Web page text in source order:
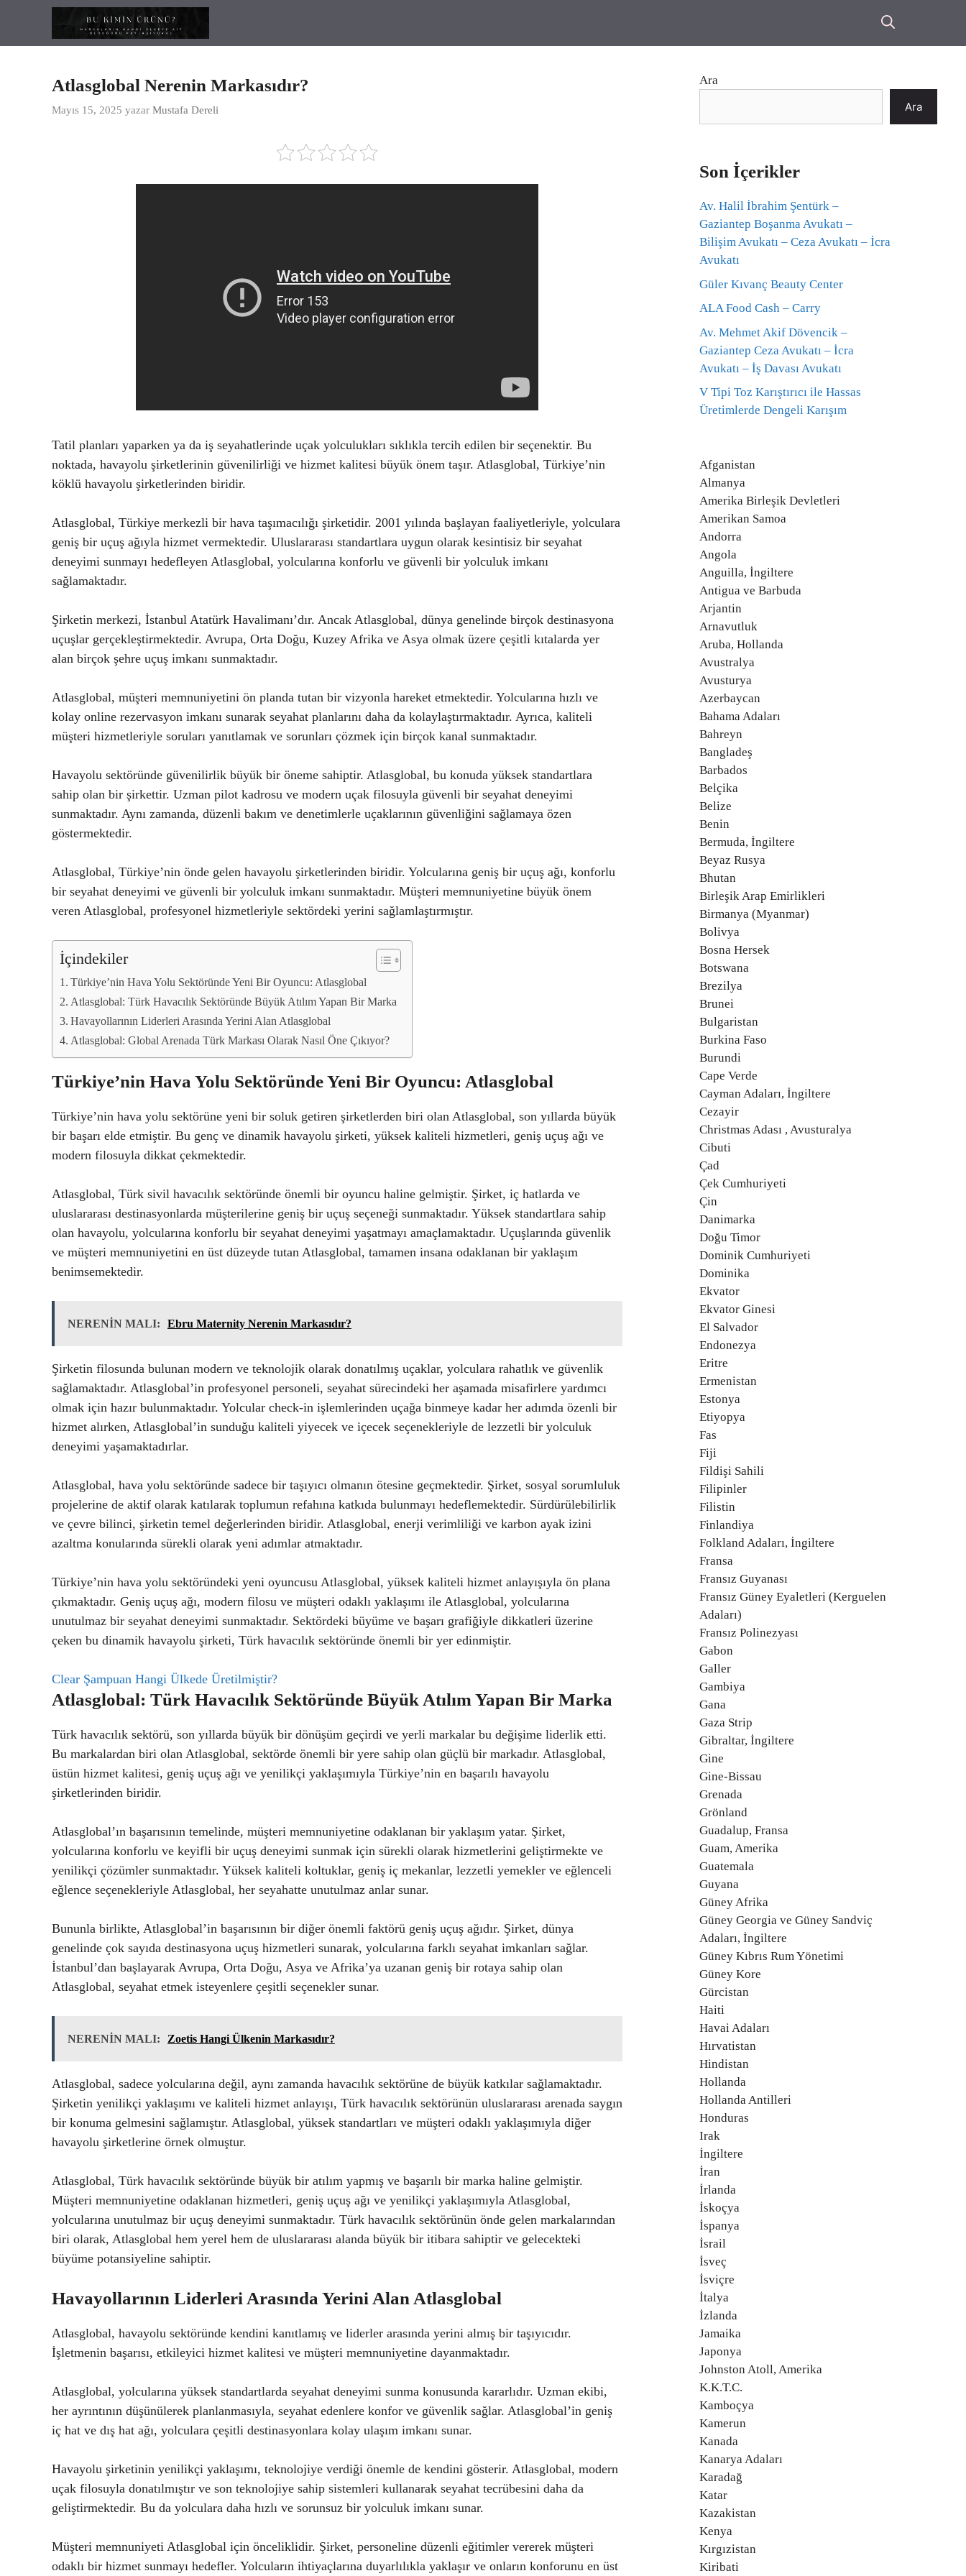
Atlasglobal Nerenin Markasıdır?
Mayıs 15, 2025 yazar Mustafa Dereli
Tatil planları yaparken ya da iş seyahatlerinde uçak yolculukları sıklıkla tercih edilen bir seçenektir. Bu
noktada, havayolu şirketlerinin güvenilirliği ve hizmet kalitesi büyük önem taşır. Atlasglobal, Türkiye’nin
köklü havayolu şirketlerinden biridir.
Atlasglobal, Türkiye merkezli bir hava taşımacılığı şirketidir. 2001 yılında başlayan faaliyetleriyle, yolculara
geniş bir uçuş ağıyla hizmet vermektedir. Uluslararası standartlara uygun olarak kesintisiz bir seyahat
deneyimi sunmayı hedefleyen Atlasglobal, yolcularına konforlu ve güvenli bir yolculuk imkanı
sağlamaktadır.
Şirketin merkezi, İstanbul Atatürk Havalimanı’dır. Ancak Atlasglobal, dünya genelinde birçok destinasyona
uçuşlar gerçekleştirmektedir. Avrupa, Orta Doğu, Kuzey Afrika ve Asya olmak üzere çeşitli kıtalarda yer
alan birçok şehre uçuş imkanı sunmaktadır.
Atlasglobal, müşteri memnuniyetini ön planda tutan bir vizyonla hareket etmektedir. Yolcularına hızlı ve
kolay online rezervasyon imkanı sunarak seyahat planlarını daha da kolaylaştırmaktadır. Ayrıca, kaliteli
müşteri hizmetleriyle soruları yanıtlamak ve sorunları çözmek için birçok kanal sunmaktadır.
Havayolu sektöründe güvenilirlik büyük bir öneme sahiptir. Atlasglobal, bu konuda yüksek standartlara
sahip olan bir şirkettir. Uzman pilot kadrosu ve modern uçak filosuyla güvenli bir seyahat deneyimi
sunmaktadır. Aynı zamanda, düzenli bakım ve denetimlerle uçaklarının güvenliğini sağlamaya özen
göstermektedir.
Atlasglobal, Türkiye’nin önde gelen havayolu şirketlerinden biridir. Yolcularına geniş bir uçuş ağı, konforlu
bir seyahat deneyimi ve güvenli bir yolculuk imkanı sunmaktadır. Müşteri memnuniyetine büyük önem
veren Atlasglobal, profesyonel hizmetleriyle sektördeki yerini sağlamlaştırmıştır.
İçindekiler
Türkiye’nin Hava Yolu Sektöründe Yeni Bir Oyuncu: Atlasglobal
Atlasglobal: Türk Havacılık Sektöründe Büyük Atılım Yapan Bir Marka
Havayollarının Liderleri Arasında Yerini Alan Atlasglobal
Atlasglobal: Global Arenada Türk Markası Olarak Nasıl Öne Çıkıyor?
Türkiye’nin Hava Yolu Sektöründe Yeni Bir Oyuncu: Atlasglobal
Türkiye’nin hava yolu sektörüne yeni bir soluk getiren şirketlerden biri olan Atlasglobal, son yıllarda büyük
bir başarı elde etmiştir. Bu genç ve dinamik havayolu şirketi, yüksek kaliteli hizmetleri, geniş uçuş ağı ve
modern filosuyla dikkat çekmektedir.
Atlasglobal, Türk sivil havacılık sektöründe önemli bir oyuncu haline gelmiştir. Şirket, iç hatlarda ve
uluslararası destinasyonlarda müşterilerine geniş bir uçuş seçeneği sunmaktadır. Yüksek standartlara sahip
olan havayolu, yolcularına konforlu bir seyahat deneyimi yaşatmayı amaçlamaktadır. Uçuşlarında güvenlik
ve müşteri memnuniyetini en üst düzeyde tutan Atlasglobal, tamamen insana odaklanan bir yaklaşım
benimsemektedir.
NERENİN MALI: Ebru Maternity Nerenin Markasıdır?
Şirketin filosunda bulunan modern ve teknolojik olarak donatılmış uçaklar, yolculara rahatlık ve güvenlik
sağlamaktadır. Atlasglobal’in profesyonel personeli, seyahat sürecindeki her aşamada misafirlere yardımcı
olmak için hazır bulunmaktadır. Yolcular check-in işlemlerinden uçağa binmeye kadar her adımda özenli bir
hizmet alırken, Atlasglobal’in sunduğu kaliteli yiyecek ve içecek seçenekleriyle de lezzetli bir yolculuk
deneyimi yaşamaktadırlar.
Atlasglobal, hava yolu sektöründe sadece bir taşıyıcı olmanın ötesine geçmektedir. Şirket, sosyal sorumluluk
projelerine de aktif olarak katılarak toplumun refahına katkıda bulunmayı hedeflemektedir. Sürdürülebilirlik
ve çevre bilinci, şirketin temel değerlerinden biridir. Atlasglobal, enerji verimliliği ve karbon ayak izini
azaltma konularında sürekli olarak yeni adımlar atmaktadır.
Türkiye’nin hava yolu sektöründeki yeni oyuncusu Atlasglobal, yüksek kaliteli hizmet anlayışıyla ön plana
çıkmaktadır. Geniş uçuş ağı, modern filosu ve müşteri odaklı yaklaşımı ile Atlasglobal, yolcularına
unutulmaz bir seyahat deneyimi sunmaktadır. Sektördeki büyüme ve başarı grafiğiyle dikkatleri üzerine
çeken bu dinamik havayolu şirketi, Türk havacılık sektöründe önemli bir yer edinmiştir.
Clear Şampuan Hangi Ülkede Üretilmiştir?
Atlasglobal: Türk Havacılık Sektöründe Büyük Atılım Yapan Bir Marka
Türk havacılık sektörü, son yıllarda büyük bir dönüşüm geçirdi ve yerli markalar bu değişime liderlik etti.
Bu markalardan biri olan Atlasglobal, sektörde önemli bir yere sahip olan güçlü bir markadır. Atlasglobal,
üstün hizmet kalitesi, geniş uçuş ağı ve yenilikçi yaklaşımıyla Türkiye’nin en başarılı havayolu
şirketlerinden biridir.
Atlasglobal’ın başarısının temelinde, müşteri memnuniyetine odaklanan bir yaklaşım yatar. Şirket,
yolcularına konforlu ve keyifli bir uçuş deneyimi sunmak için sürekli olarak hizmetlerini geliştirmekte ve
yenilikçi çözümler sunmaktadır. Yüksek kaliteli koltuklar, geniş iç mekanlar, lezzetli yemekler ve eğlenceli
eğlence seçenekleriyle Atlasglobal, her seyahatte unutulmaz anlar sunar.
Bununla birlikte, Atlasglobal’in başarısının bir diğer önemli faktörü geniş uçuş ağıdır. Şirket, dünya
genelinde çok sayıda destinasyona uçuş hizmetleri sunarak, yolcularına farklı seyahat imkanları sağlar.
İstanbul’dan başlayarak Avrupa, Orta Doğu, Asya ve Afrika’ya uzanan geniş bir rotaya sahip olan
Atlasglobal, seyahat etmek isteyenlere çeşitli seçenekler sunar.
NERENİN MALI: Zoetis Hangi Ülkenin Markasıdır?
Atlasglobal, sadece yolcularına değil, aynı zamanda havacılık sektörüne de büyük katkılar sağlamaktadır.
Şirketin yenilikçi yaklaşımı ve kaliteli hizmet anlayışı, Türk havacılık sektörünün uluslararası arenada saygın
bir konuma gelmesini sağlamıştır. Atlasglobal, yüksek standartları ve müşteri odaklı yaklaşımıyla diğer
havayolu şirketlerine örnek olmuştur.
Atlasglobal, Türk havacılık sektöründe büyük bir atılım yapmış ve başarılı bir marka haline gelmiştir.
Müşteri memnuniyetine odaklanan hizmetleri, geniş uçuş ağı ve yenilikçi yaklaşımıyla Atlasglobal,
yolcularına unutulmaz bir uçuş deneyimi sunmaktadır. Türk havacılık sektörünün önde gelen markalarından
biri olarak, Atlasglobal hem yerel hem de uluslararası alanda büyük bir itibara sahiptir ve gelecekteki
büyüme potansiyeline sahiptir.
Havayollarının Liderleri Arasında Yerini Alan Atlasglobal
Atlasglobal, havayolu sektöründe kendini kanıtlamış ve liderler arasında yerini almış bir taşıyıcıdır.
İşletmenin başarısı, etkileyici hizmet kalitesi ve müşteri memnuniyetine dayanmaktadır.
Atlasglobal, yolcularına yüksek standartlarda seyahat deneyimi sunma konusunda kararlıdır. Uzman ekibi,
her ayrıntının düşünülerek planlanmasıyla, seyahat edenlere konfor ve güvenlik sağlar. Atlasglobal’in geniş
iç hat ve dış hat ağı, yolculara çeşitli destinasyonlara kolay ulaşım imkanı sunar.
Havayolu şirketinin yenilikçi yaklaşımı, teknolojiye verdiği önemle de kendini gösterir. Atlasglobal, modern
uçak filosuyla donatılmıştır ve son teknolojiye sahip sistemleri kullanarak seyahat tecrübesini daha da
geliştirmektedir. Bu da yolculara daha hızlı ve sorunsuz bir yolculuk imkanı sunar.
Müşteri memnuniyeti Atlasglobal için önceliklidir. Şirket, personeline düzenli eğitimler vererek müşteri
odaklı bir hizmet sunmayı hedefler. Yolcuların ihtiyaçlarına duyarlılıkla yaklaşır ve onların konforunu en üst
Ara
Ara
Son İçerikler
Av. Halil İbrahim Şentürk –
Gaziantep Boşanma Avukatı –
Bilişim Avukatı – Ceza Avukatı – İcra
Avukatı
Güler Kıvanç Beauty Center
ALA Food Cash – Carry
Av. Mehmet Akif Dövencik –
Gaziantep Ceza Avukatı – İcra
Avukatı – İş Davası Avukatı
V Tipi Toz Karıştırıcı ile Hassas
Üretimlerde Dengeli Karışım
Afganistan
Almanya
Amerika Birleşik Devletleri
Amerikan Samoa
Andorra
Angola
Anguilla, İngiltere
Antigua ve Barbuda
Arjantin
Arnavutluk
Aruba, Hollanda
Avustralya
Avusturya
Azerbaycan
Bahama Adaları
Bahreyn
Bangladeş
Barbados
Belçika
Belize
Benin
Bermuda, İngiltere
Beyaz Rusya
Bhutan
Birleşik Arap Emirlikleri
Birmanya (Myanmar)
Bolivya
Bosna Hersek
Botswana
Brezilya
Brunei
Bulgaristan
Burkina Faso
Burundi
Cape Verde
Cayman Adaları, İngiltere
Cezayir
Christmas Adası , Avusturalya
Cibuti
Çad
Çek Cumhuriyeti
Çin
Danimarka
Doğu Timor
Dominik Cumhuriyeti
Dominika
Ekvator
Ekvator Ginesi
El Salvador
Endonezya
Eritre
Ermenistan
Estonya
Etiyopya
Fas
Fiji
Fildişi Sahili
Filipinler
Filistin
Finlandiya
Folkland Adaları, İngiltere
Fransa
Fransız Guyanası
Fransız Güney Eyaletleri (Kerguelen
Adaları)
Fransız Polinezyası
Gabon
Galler
Gambiya
Gana
Gaza Strip
Gibraltar, İngiltere
Gine
Gine-Bissau
Grenada
Grönland
Guadalup, Fransa
Guam, Amerika
Guatemala
Guyana
Güney Afrika
Güney Georgia ve Güney Sandviç
Adaları, İngiltere
Güney Kıbrıs Rum Yönetimi
Güney Kore
Gürcistan
Haiti
Havai Adaları
Hırvatistan
Hindistan
Hollanda
Hollanda Antilleri
Honduras
Irak
İngiltere
İran
İrlanda
İskoçya
İspanya
İsrail
İsveç
İsviçre
İtalya
İzlanda
Jamaika
Japonya
Johnston Atoll, Amerika
K.K.T.C.
Kamboçya
Kamerun
Kanada
Kanarya Adaları
Karadağ
Katar
Kazakistan
Kenya
Kırgızistan
Kiribati